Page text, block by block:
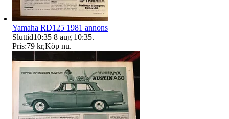
Yamaha RD125 1981 annons
Sluttid10:35 8 aug 10:35.
Pris:79 kr,Köp nu.